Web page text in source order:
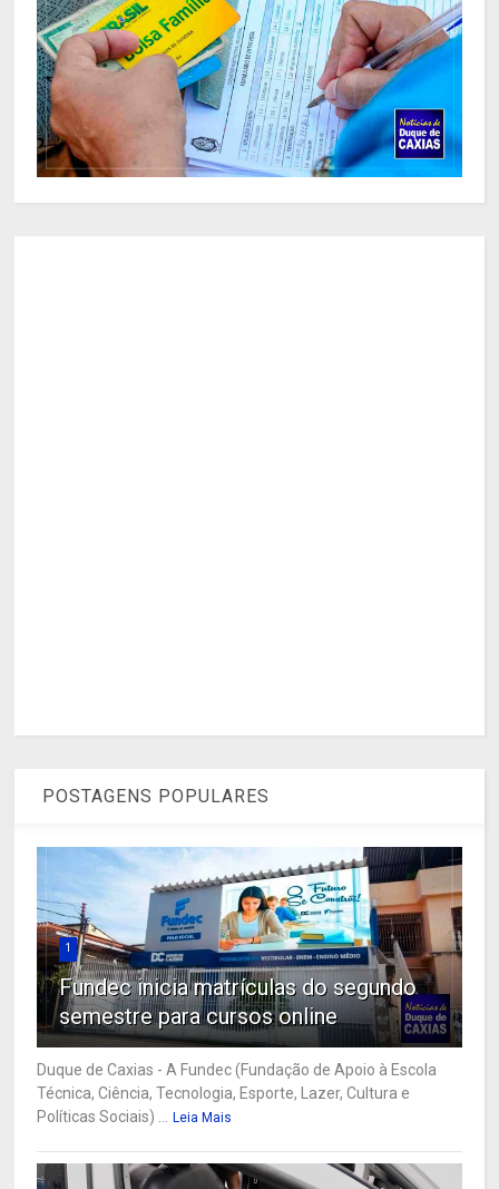
POSTAGENS POPULARES
1
Fundec inicia matrículas do segundo
semestre para cursos online
Duque de Caxias - A Fundec (Fundação de Apoio à Escola
Técnica, Ciência, Tecnologia, Esporte, Lazer, Cultura e
Políticas Sociais) ...
Leia Mais